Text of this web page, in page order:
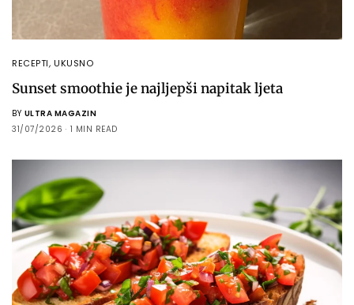
RECEPTI, UKUSNO
Sunset smoothie je najljepši napitak ljeta
BY ULTRA MAGAZIN
31/07/2026
1 MIN READ